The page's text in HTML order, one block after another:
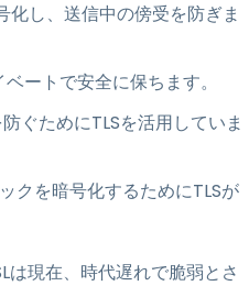
化し、送信中の傍受を防ぎま
ートで安全に保ちます。
ぐためにTLSを活用していま
クを暗号化するためにTLSが
現在、時代遅れで脆弱とさ